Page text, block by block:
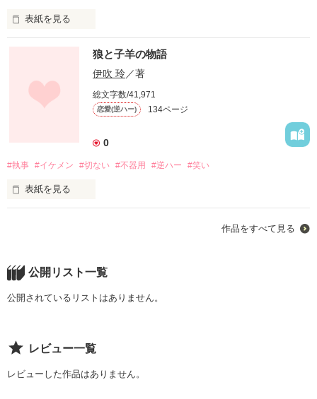
表紙を見る
椎名 美鈴
水沢 琉生
＊ゆっくり更新頑張ります。
＊３月３日始まり
狼と子羊の物語
伊吹 玲／著
総文字数/41,971
恋愛(逆ハー) 134ページ
0
#執事 #イケメン #切ない #不器用 #逆ハー #笑い
表紙を見る
それも、イケメン
「きゃっ/////ちょっ!////:」
作品をすべて見る
公開リスト一覧
公開されているリストはありません。
レビュー一覧
レビューした作品はありません。